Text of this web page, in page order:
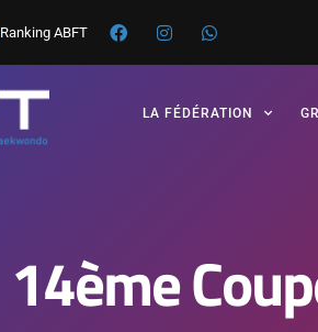
Ranking ABFT
LA FÉDÉRATION
14ème